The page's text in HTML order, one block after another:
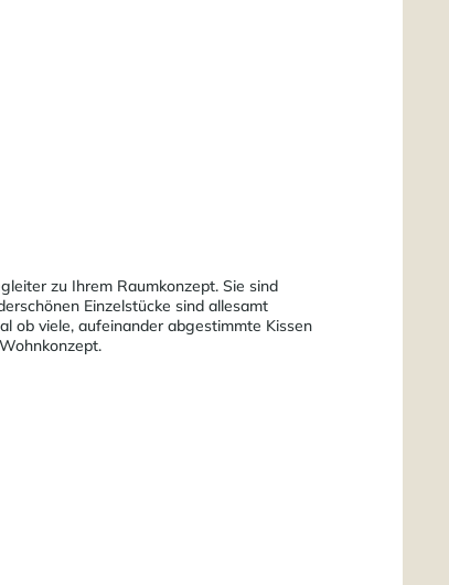
zu Ihrem Raumkonzept. Sie sind
Einzelstücke sind allesamt
ob viele, aufeinander abgestimmte Kissen